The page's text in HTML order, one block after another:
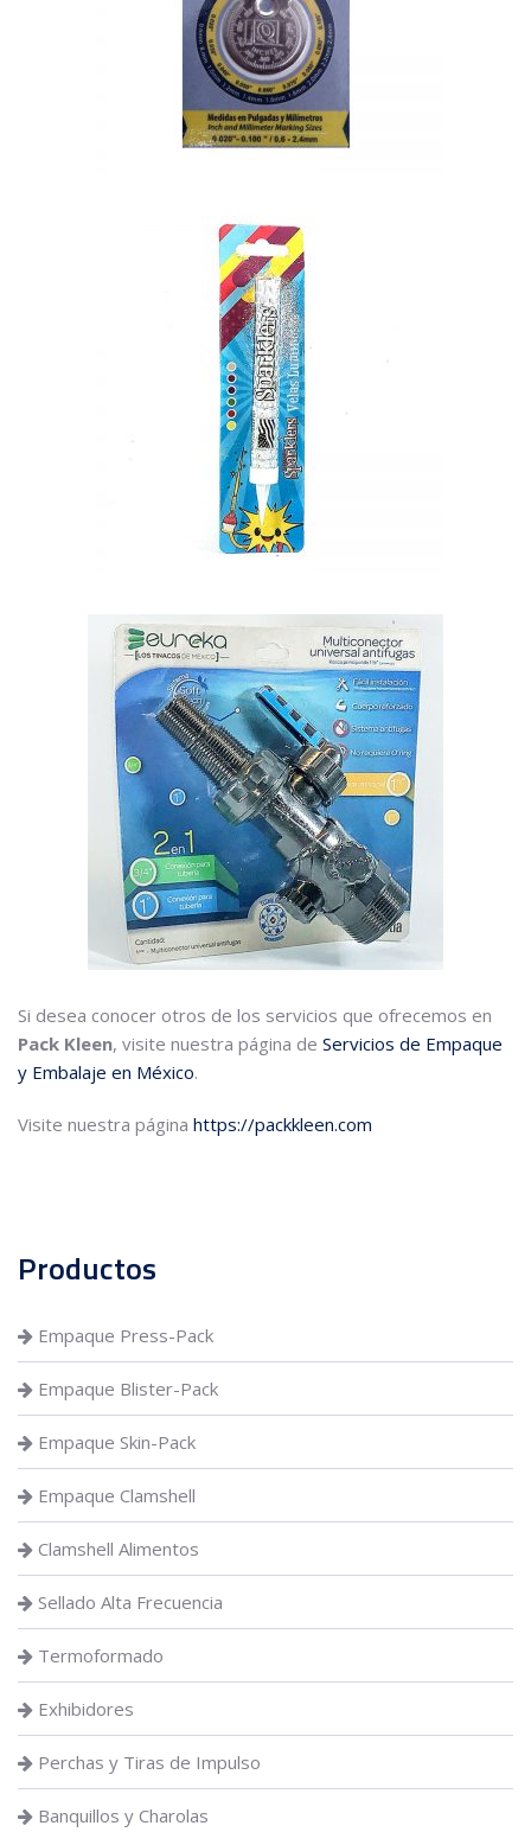
Productos
Empaque Press-Pack
Empaque Blister-Pack
Empaque Skin-Pack
Empaque Clamshell
Clamshell Alimentos
Sellado Alta Frecuencia
Termoformado
Exhibidores
Perchas y Tiras de Impulso
Banquillos y Charolas
Si desea conocer otros de los servicios que ofrecemos en
Pack Kleen, visite nuestra página de Servicios de Empaque
y Embalaje en México.
Visite nuestra página https://packkleen.com